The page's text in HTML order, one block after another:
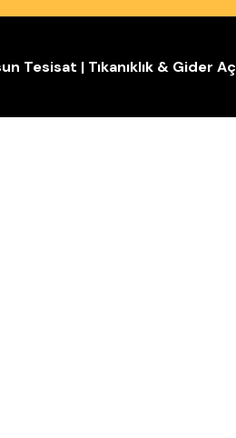
Tesisat | Tıkanıklık &